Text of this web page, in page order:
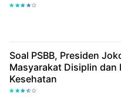
Soal PSBB, Presiden
Masyarakat Disiplin dan
Kesehatan